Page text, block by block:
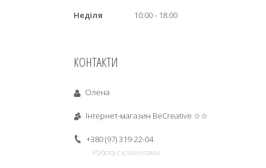
Неділя
10:00 18:00
КОНТАКТИ
Олена
Інтернет-магазин BeCreative ☆☆
+380 (97) 319-22-04
Работа с клиентами